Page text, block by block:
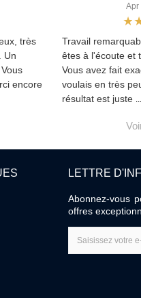
très
Un
encore
Apr
Travail
êtes à l'écoute et
Vous avez fait
voulais en très
résultat est juste ...
LETTRE
Abonnez-vous
offres